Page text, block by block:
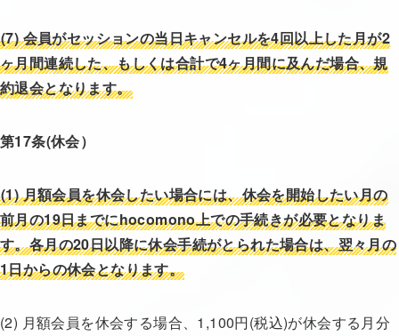
(7)会員がセッションの当日キャンセルを4回以上した月が2
ヶ月間連続した、もしくは合計で4ヶ月間に及んだ場合、規
約退会となります。
第17条(休会）
(1) 月額会員を休会したい場合には、休会を開始したい月の
前月の19日までにhocomono上での手続きが必要となりま
す。各月の20日以降に休会手続がとられた場合は、翌々月の
1日からの休会となります。
(2) 月額会員を休会する場合、1,100円(税込)が休会する月分